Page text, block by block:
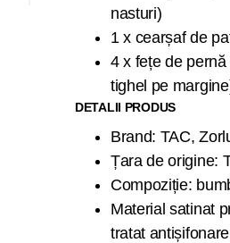
nasturi)
1 x cearșaf de
4 x fețe de
tighel pe
DETALII PRODUS
Brand: TAC,
Țara de origine:
Compoziție:
Material satinat
tratat antișifonare